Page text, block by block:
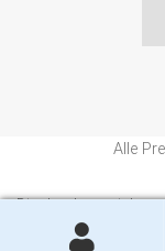
Alle
Die